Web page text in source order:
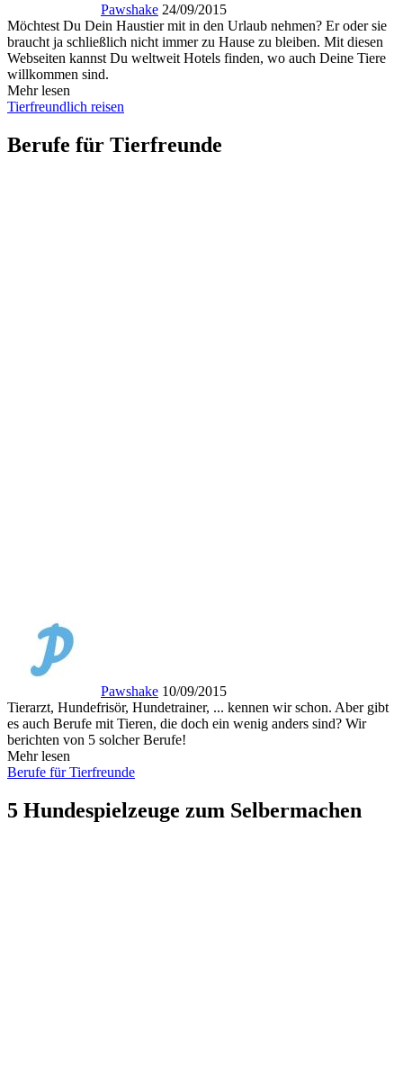
Pawshake 24/09/2015
Möchtest Du Dein Haustier mit in den Urlaub nehmen? Er oder sie
braucht ja schließlich nicht immer zu Hause zu bleiben. Mit diesen
Webseiten kannst Du weltweit Hotels finden, wo auch Deine Tiere
willkommen sind.
Mehr lesen
Tierfreundlich reisen
Berufe für Tierfreunde
Pawshake 10/09/2015
Tierarzt, Hundefrisör, Hundetrainer, ... kennen wir schon. Aber gibt
es auch Berufe mit Tieren, die doch ein wenig anders sind? Wir
berichten von 5 solcher Berufe!
Mehr lesen
Berufe für Tierfreunde
5 Hundespielzeuge zum Selbermachen